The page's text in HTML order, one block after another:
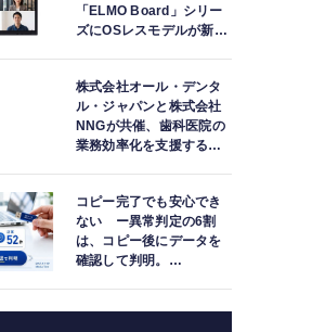
「ELMO Board」シリー
ズにOSレスモデルが新登
株式会社オール・デンタ
ル・ジャパンと株式会社
NNGが共催、歯科医院の
業務効率化を支援する院
紹介
コピー完了でも安心でき
ない ー異常判定の6割
は、コピー後にデータを
確認して判明。